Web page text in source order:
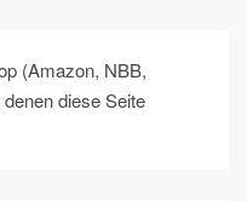
(Amazon, NBB,
diese Seite